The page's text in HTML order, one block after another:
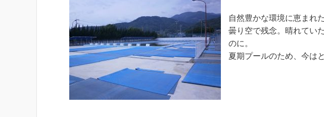
自然豊かな環境に恵まれ
曇り空で残念。晴れてい
のに。
夏期プールのため、今は